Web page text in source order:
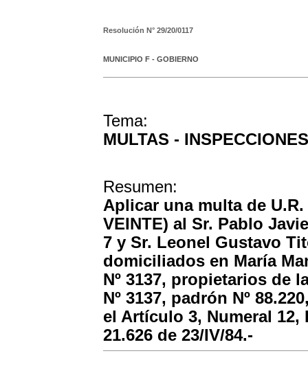
Resolución N° 29/20/0117
MUNICIPIO F - GOBIERNO
Tema:
MULTAS -
Resumen:
Aplicar una multa de U.R.
VEINTE) al Sr. Pablo
7 y Sr. Leonel Gustavo
domiciliados en María
Nº 3137, propietarios de
Nº 3137, padrón Nº
el Artículo 3, Numeral 12,
21.626 de 23/IV/84.-